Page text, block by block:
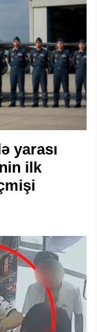
yarası
ilk